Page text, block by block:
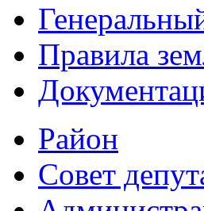
Правила
Район
Совет